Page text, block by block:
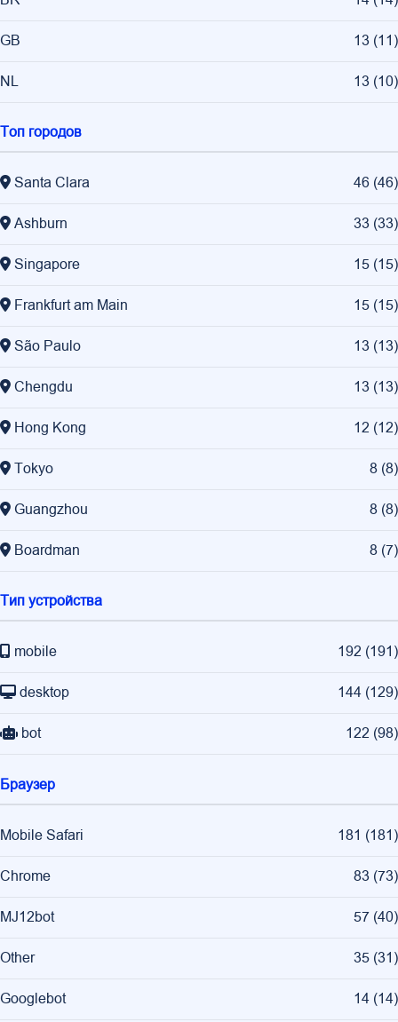
GB 13 (11)
NL 13 (10)
Топ городов
Santa Clara 46 (46)
Ashburn 33 (33)
Singapore 15 (15)
Frankfurt am Main 15 (15)
São Paulo 13 (13)
Chengdu 13 (13)
Hong Kong 12 (12)
Tokyo 8 (8)
Guangzhou 8 (8)
Boardman 8 (7)
Тип устройства
mobile 192 (191)
desktop 144 (129)
bot 122 (98)
Браузер
Mobile Safari 181 (181)
Chrome 83 (73)
MJ12bot 57 (40)
Other 35 (31)
Googlebot 14 (14)